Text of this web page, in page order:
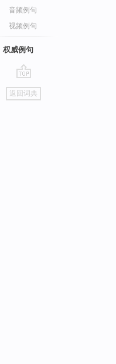
音频例句
视频例句
权威例句
go
top
返回词典